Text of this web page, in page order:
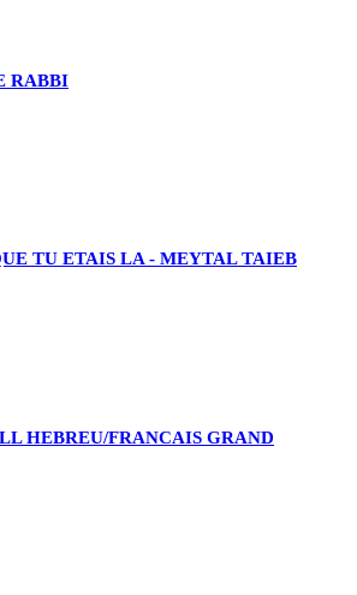
RABBI
TU ETAIS LA - MEYTAL TAIEB
HEBREU/FRANCAIS GRAND